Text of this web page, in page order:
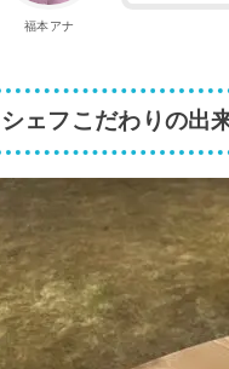
福本アナ
シェフこだわりの出